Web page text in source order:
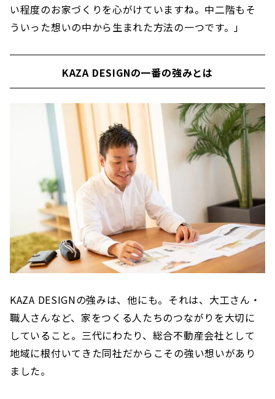
い程度のお家づくりを心がけていますね。中二階もそ
ういった想いの中から生まれた方法の一つです。」
KAZA DESIGNの一番の強みとは
KAZA DESIGNの強みは、他にも。それは、大工さん・
職人さんなど、家をつくる人たちのつながりを大切に
していること。三代にわたり、総合不動産会社として
地域に根付いてきた同社だからこその強い想いがあり
ました。